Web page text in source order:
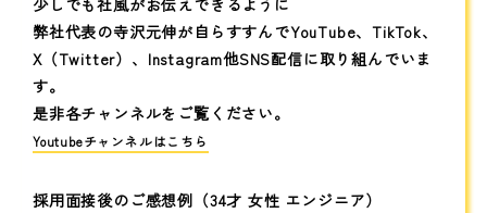
少しでも社風がお伝えできるように
弊社代表の寺沢元伸が自らすすんでYouTube、TikTok、
X（Twitter）、Instagram他SNS配信に取り組んでいま
す。
是非各チャンネルをご覧ください。
Youtubeチャンネルはこちら
採用面接後のご感想例（34才 女性 エンジニア）